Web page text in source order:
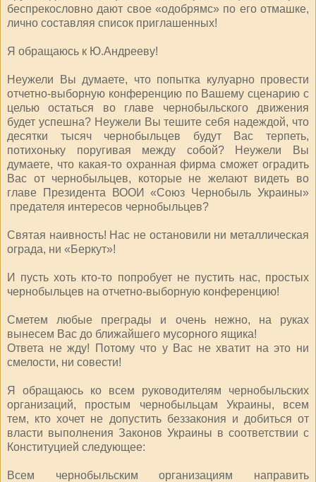
беспрекословно дают свое «одобрямс» по его отмашке,
лично составляя список приглашенных!
Я обращаюсь к Ю.Андрееву!
Неужели Вы думаете, что попытка кулуарно провести
отчетно-выборную конференцию по Вашему сценарию с
целью остаться во главе чернобыльского движения
будет успешна? Неужели Вы тешите себя надеждой, что
десятки тысяч чернобыльцев будут Вас терпеть,
потихоньку поругивая между собой? Неужели Вы
думаете, что какая-то охранная фирма сможет оградить
Вас от чернобыльцев, которые не желают видеть во
главе Президента ВООИ «Союз Чернобыль Украины»
предателя интересов чернобыльцев?
Святая наивность! Нас не остановили ни металлическая
ограда, ни «Беркут»!
И пусть хоть кто-то попробует не пустить нас, простых
чернобыльцев на отчетно-выборную конференцию!
Сметем любые преграды и очень нежно, на руках
вынесем Вас до ближайшего мусорного ящика!
Ответа не жду! Потому что у Вас не хватит на это ни
смелости, ни совести!
Я обращаюсь ко всем руководителям чернобыльских
организаций, простым чернобыльцам Украины, всем
тем, кто хочет не допустить беззакония и добиться от
власти выполнения Законов Украины в соответствии с
Конституцией следующее:
Всем чернобыльским организациям направить